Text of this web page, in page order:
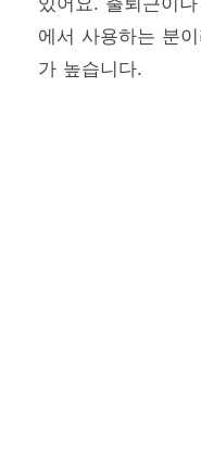
에서 사용하는 분
가 높습니다.